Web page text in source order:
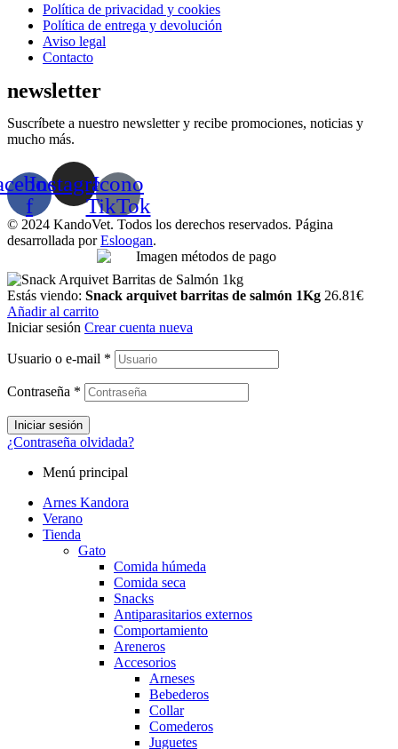
Menú
Política de privacidad y cookies
Política de entrega y devolución
Aviso legal
Contacto
newsletter
Suscríbete a nuestro newsletter y recibe promociones, noticias y
mucho más.
f
InstagramIcono
TikTok
© 2024 KandoVet. Todos los derechos reservados. Página
desarrollada porEsloogan.
Estás viendo: Snack arquivet barritas de salmón 1Kg 26.81€
Añadir al carrito
Iniciar sesión Crear cuenta nueva
Usuario o e-mail *
Contraseña *
Iniciar sesión
¿Contraseña olvidada?
Menú principal
Arnes Kandora
Verano
Tienda
Gato
Comida húmeda
Comida seca
Snacks
Antiparasitarios externos
Comportamiento
Areneros
Accesorios
Arneses
Bebederos
Collar
Comederos
Juguetes